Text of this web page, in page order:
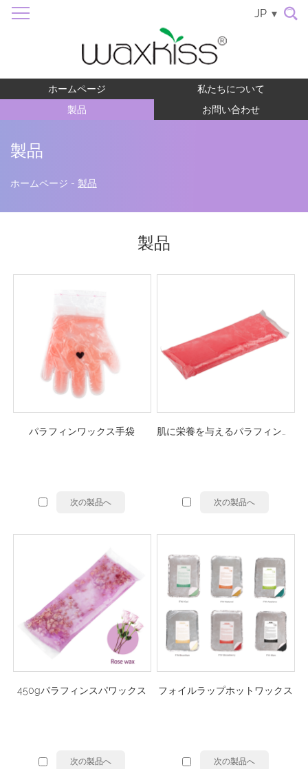
JP
ホームページ
私たちについて
製品
お問い合わせ
製品
ホームページ - 製品
製品
パラフィンワックス手袋
次の製品へ 次の製品へ
450gパラフィンスパワックス
次の製品へ
フォイルラップホットワックス
次の製品へ